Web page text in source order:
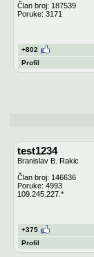
Član broj: 187539
Poruke: 3171
+802
Profil
test1234
Branislav B. Rakic
Član broj: 146636
Poruke: 4993
109.245.227.*
+375
Profil